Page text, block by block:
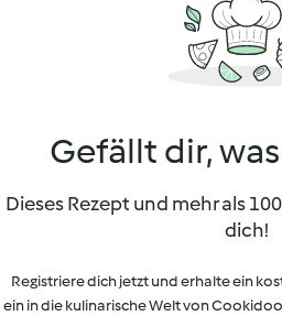
Gefällt dir,
Dieses Rezept und mehr als
dich!
Registriere dich jetzt und erhalte ein
ein in die kulinarische Welt von